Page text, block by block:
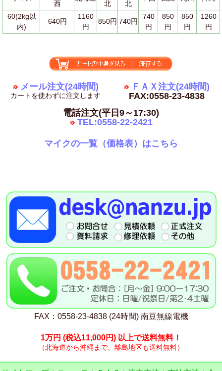
西
北
北
60(2kg以
内)
640円
1160
円
850円 740円
740
円
850
円
850
円
1260
円
メール注文(24時間)
カートを使わずに注文します
ＦＡＸ注文(24時間)
FAX:0558-23-4838
電話注文(平日9～17:30)
TEL:0558-22-2421
マイクの一覧（価格表）はこちら
FAX：0558-23-4838 (24時間) 南豆無線電機
1万円 (税込11,000円) 以上で送料無料！
（北海道から沖縄まで、離島地区も送料無料）